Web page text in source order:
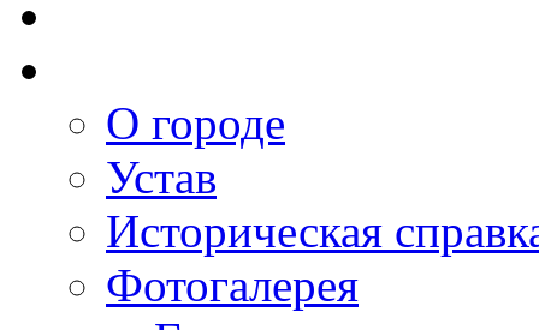
О городе
Устав
Историческая
Фотогалерея